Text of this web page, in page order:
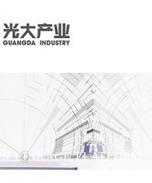
协会联动平台
LINKAGE PLATFORM